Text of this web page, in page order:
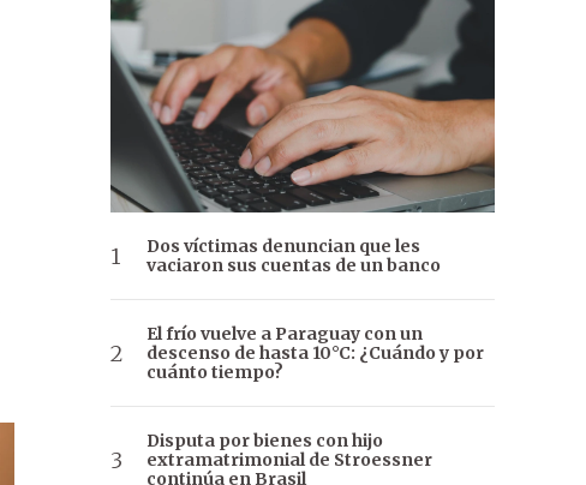
Dos víctimas denuncian que les
vaciaron sus cuentas de un banco
El frío vuelve a Paraguay con un
descenso de hasta 10°C: ¿Cuándo y por
cuánto tiempo?
Disputa por bienes con hijo
extramatrimonial de Stroessner
continúa en Brasil